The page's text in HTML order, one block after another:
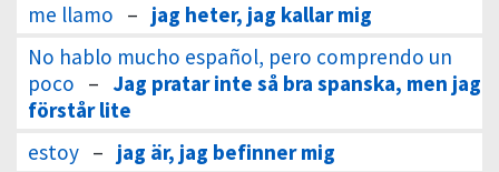
me llamo – jag heter, jag kallar mig
No hablo mucho español, pero comprendo un
poco – Jag pratar inte så bra spanska, men jag
förstår lite
estoy – jag är, jag befinner mig